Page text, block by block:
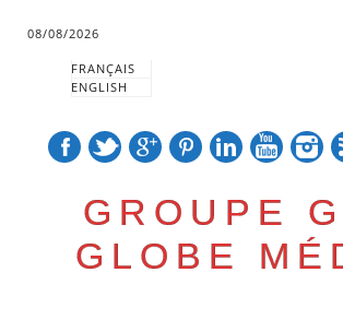
08/08/2026
FRANÇAIS
ENGLISH
GROUPE
GLOBE